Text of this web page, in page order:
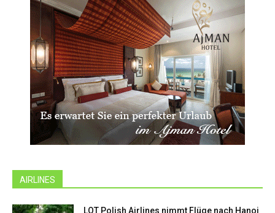
AIRLINES
LOT Polish Airlines nimmt Flüge nach Hanoi